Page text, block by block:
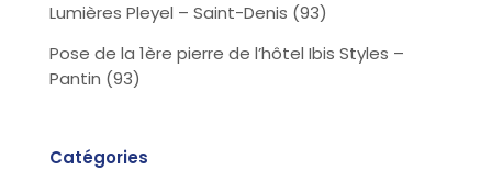
Lumières Pleyel – Saint-Denis (93)
Pose de la 1ère pierre de l’hôtel Ibis Styles –
Pantin (93)
Catégories